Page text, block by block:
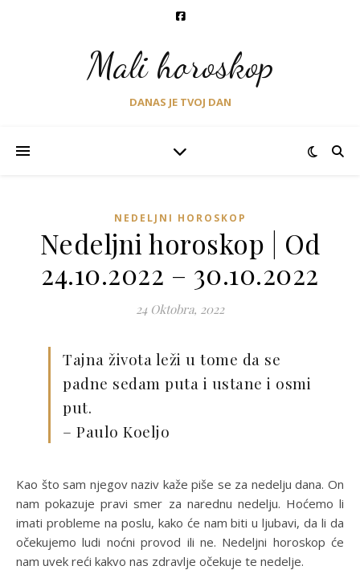
Mali horoskop
DANAS JE TVOJ DAN
NEDELJNI HOROSKOP
Nedeljni horoskop | Od
24.10.2022 – 30.10.2022
24 Oktobra, 2022
Tajna života leži u tome da se
padne sedam puta i ustane i osmi
put.
– Paulo Koeljo
Kao što sam njegov naziv kaže piše se za nedelju dana. On
nam pokazuje pravi smer za narednu nedelju. Hoćemo li
imati probleme na poslu, kako će nam biti u ljubavi, da li da
očekujemo ludi noćni provod ili ne. Nedeljni horoskop će
nam uvek reći kakvo nas zdravlje očekuje te nedelje.